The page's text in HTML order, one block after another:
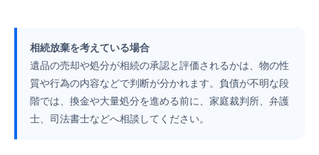
相続放棄を考えている場合
遺品の売却や処分が相続の承認と評価されるかは、物の性
質や行為の内容などで判断が分かれます。負債が不明な段
階では、換金や大量処分を進める前に、家庭裁判所、弁護
士、司法書士などへ相談してください。